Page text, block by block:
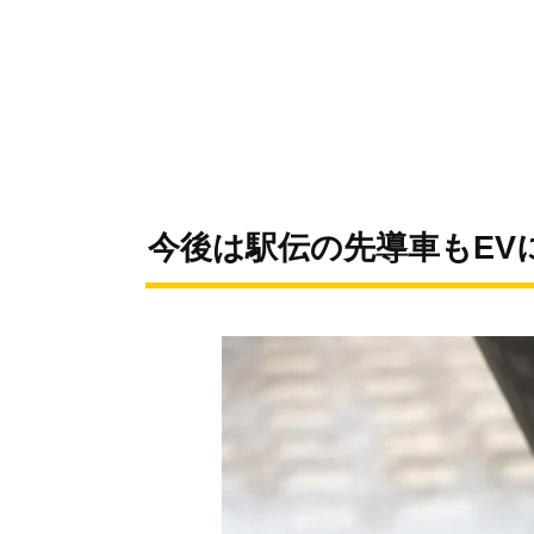
今後は駅伝の先導車もEV